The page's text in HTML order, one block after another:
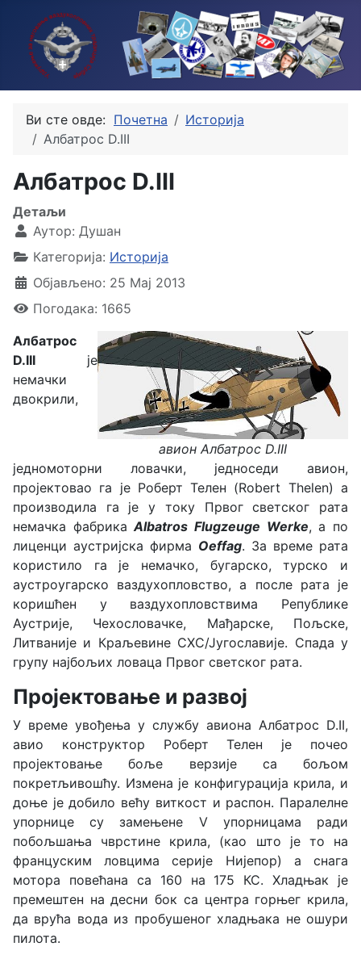
Ви сте овде: Почетна
Историја
Албатрос D.III
Албатрос D.III
Детаљи
Аутор: Душан
Категорија: Историја
Објављено: 25 Мај 2013
Погодака: 1665
авион Албатрос D.III
Албатрос
D.III је
немачки
двокрили,
једномоторни ловачки, једноседи авион,
пројектовао га је Роберт Телен (Robert Thelen) а
произвoдила га је у току Првог светског рата
немачка фабрикаAlbatros Flugzeuge Werke, а по
лиценци аустријска фирма Oeffag. За време рата
користило га је немачко, бугарско, турско и
аустроугарско ваздухопловство, а после рата је
коришћен у ваздухопловствима Републике
Аустрије, Чехословачке, Мађарске, Пољске,
Литваније и Краљевине СХС/Југославије. Спада у
групу најбољих ловаца Првог светског рата.
Пројектовање и развој
У време увођења у службу авиона Албатрос D.II,
авио конструктор Роберт Телен је почео
пројектовање боље верзије са бољом
покретљивошћу. Измена је конфигурација крила, и
доње је добило већу виткост и распон. Паралелне
упорнице су замењене V упорницама ради
побољшања чврстине крила, (као што је то на
француским ловцима серије Нијепор) а снага
мотора повећана са 160 на 175 КС. Хладњак је
премештен на десни бок са центра горњег крила,
да врућа вода из пробушеног хладњака не ошури
пилота.